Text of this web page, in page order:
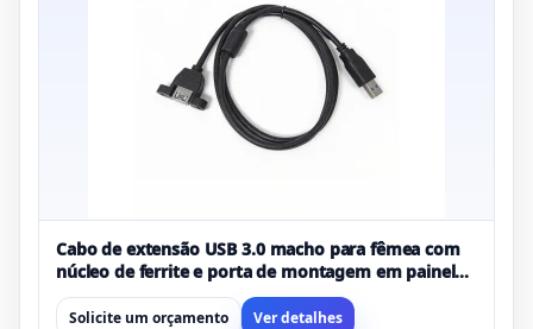
Cabo de extensão USB 3.0 macho para fêmea com
núcleo de ferrite e porta de montagem em painel
com trava de parafuso - fabricante de cabo USB
OEM
Solicite um orçamento Ver detalhes